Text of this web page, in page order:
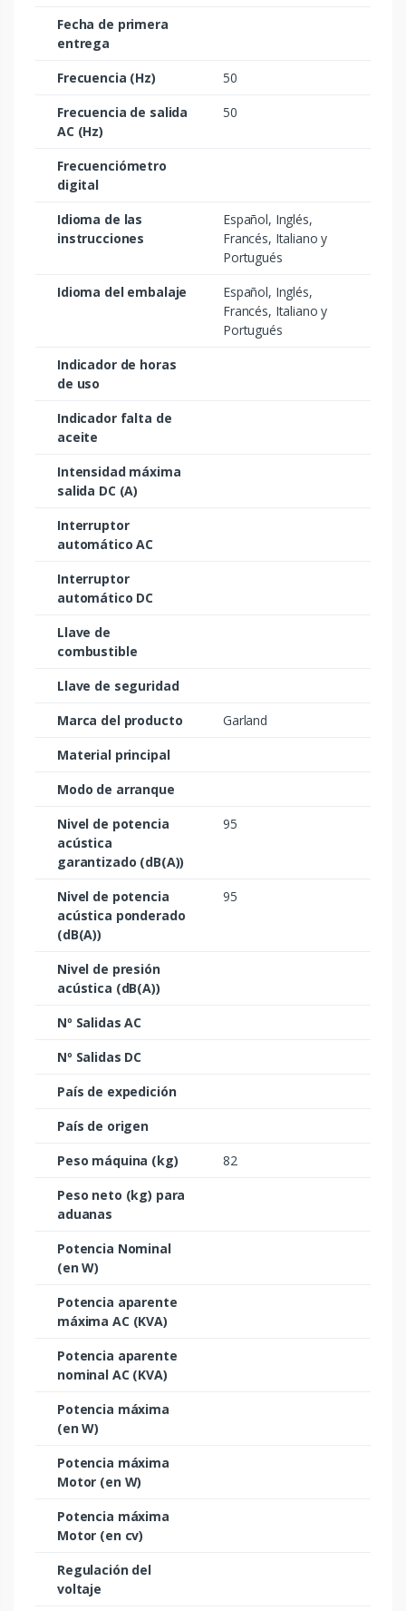
Fecha de primera
entrega
Frecuencia (Hz)
50
Frecuencia de salida
AC (Hz)
50
Frecuenciómetro
digital
Idioma de las
instrucciones
Español, Inglés,
Francés, Italiano y
Portugués
Idioma del embalaje
Español, Inglés,
Francés, Italiano y
Portugués
Indicador de horas
de uso
Indicador falta de
aceite
Intensidad máxima
salida DC (A)
Interruptor
automático AC
Interruptor
automático DC
Llave de
combustible
Llave de seguridad
Marca del producto
Garland
Material principal
Modo de arranque
Nivel de potencia
acústica
garantizado (dB(A))
95
Nivel de potencia
acústica ponderado
(dB(A))
95
Nivel de presión
acústica (dB(A))
Nº Salidas AC
Nº Salidas DC
País de expedición
País de origen
Peso máquina (kg)
82
Peso neto (kg) para
aduanas
Potencia Nominal
(en W)
Potencia aparente
máxima AC (KVA)
Potencia aparente
nominal AC (KVA)
Potencia máxima
(en W)
Potencia máxima
Motor (en W)
Potencia máxima
Motor (en cv)
Regulación del
voltaje